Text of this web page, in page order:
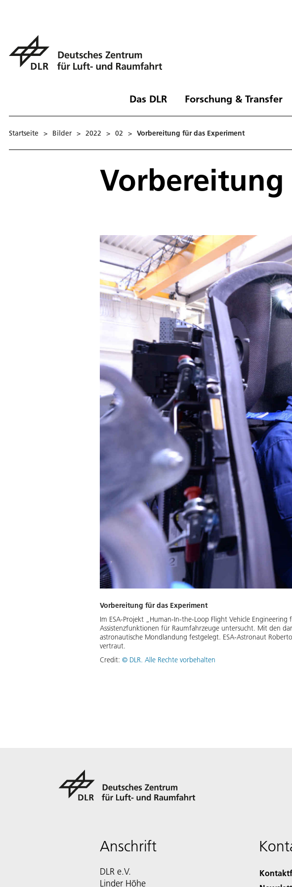
Das DLR Forschung & Transfer
Startseite > Bilder > 2022 > 02 > Vorbereitung für das Experiment
Vorbereitung für das Experiment
Im ESA-Projekt „Human-In-the-Loop Flight Vehicle
Assistenzfunktionen für Raumfahrzeuge untersucht. Mit den
astronautische Mondlandung festgelegt. ESA-Astronaut
vertraut.
Credit: © DLR. Alle Rechte vorbehalten
Anschrift
DLR e.V.
Linder Höhe